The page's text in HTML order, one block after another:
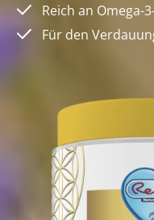
Reich an Omega-
Für den